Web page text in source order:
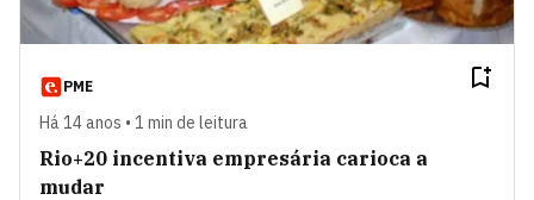
PME
Há 14 anos • 1 min de leitura
Rio+20 incentiva empresária carioca a
mudar